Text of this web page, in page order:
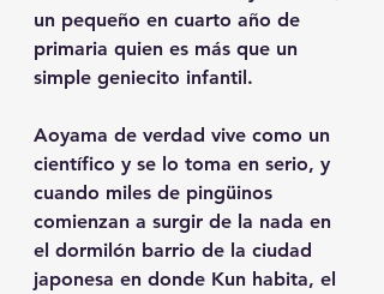
un pequeño en cuarto año de
primaria quien es más que un
simple geniecito infantil.
Aoyama de verdad vive como un
científico y se lo toma en serio, y
cuando miles de pingüinos
comienzan a surgir de la nada en
el dormilón barrio de la ciudad
japonesa en donde Kun habita, el